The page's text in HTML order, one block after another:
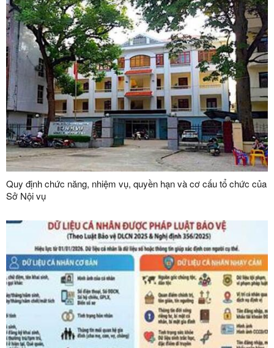
Quy định chức năng, nhiệm vụ, quyền hạn và cơ cấu tổ chức của
Sở Nội vụ